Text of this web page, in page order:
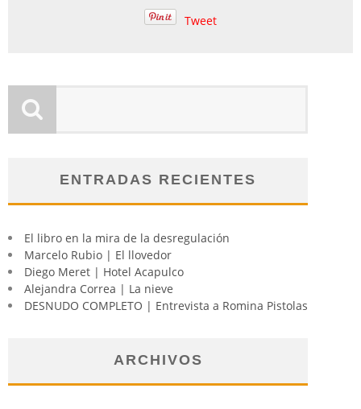
Tweet
ENTRADAS RECIENTES
El libro en la mira de la desregulación
Marcelo Rubio | El llovedor
Diego Meret | Hotel Acapulco
Alejandra Correa | La nieve
DESNUDO COMPLETO | Entrevista a Romina Pistolas
ARCHIVOS